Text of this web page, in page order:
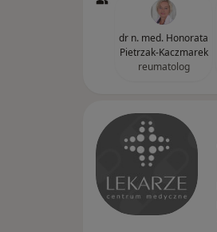
dr n. med. Honorata
Pietrzak-Kaczmarek
reumatolog